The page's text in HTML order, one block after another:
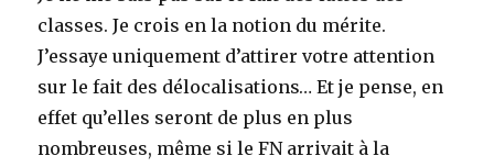
classes. Je crois en la notion du mérite.
J’essaye uniquement d’attirer votre attention
sur le fait des délocalisations… Et je pense, en
effet qu’elles seront de plus en plus
nombreuses, même si le FN arrivait à la